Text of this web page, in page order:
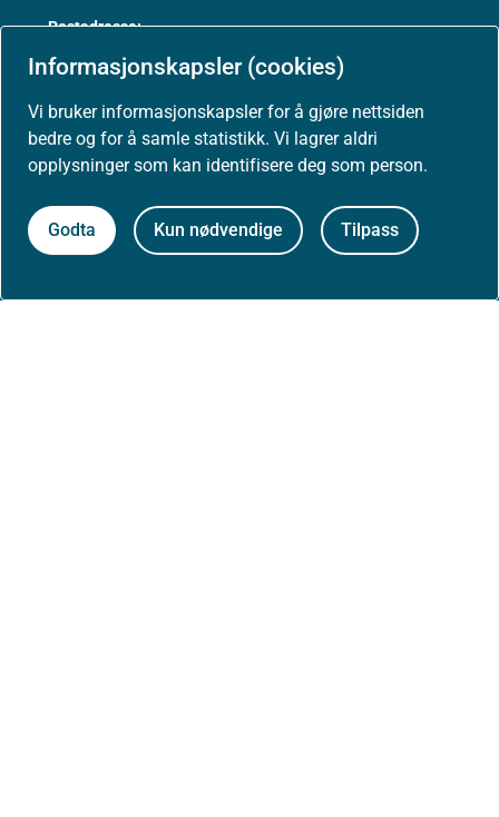
Informasjonskapsler (cookies)
Vi bruker informasjonskapsler for å gjøre nettsiden
bedre og for å samle statistikk. Vi lagrer aldri
opplysninger som kan identifisere deg som person.
Godta Kun nødvendige Tilpass
Postadresse:
Helsedirektoratet
Postboks 220, Skøyen
0213 Oslo
Aktuelt
Nyheter